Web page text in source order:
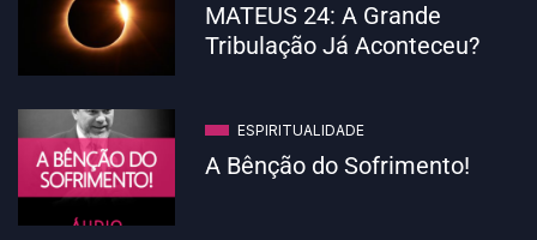
MATEUS 24: A Grande
Tribulação Já Aconteceu?
ESPIRITUALIDADE
A Bênção do Sofrimento!